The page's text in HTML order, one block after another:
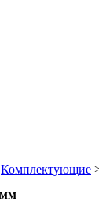
Комплектующие